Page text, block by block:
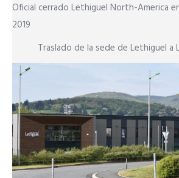
Oficial cerrado Lethiguel North-America
2019
Traslado de la sede de Lethiguel a